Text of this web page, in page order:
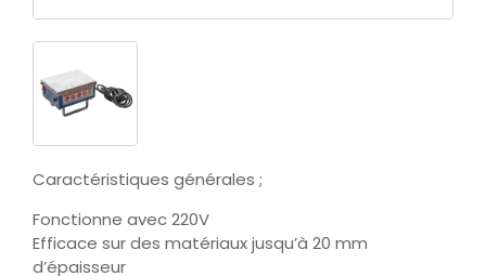
Caractéristiques générales ;
Fonctionne avec 220V
Efficace sur des matériaux jusqu’à 20 mm
d’épaisseur